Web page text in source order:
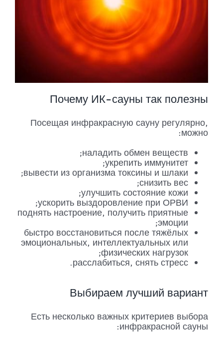
Почему ИК-сауны так полезны
Посещая инфракрасную сауну регулярно,
можно:
наладить обмен веществ;
укрепить иммунитет;
вывести из организма токсины и шлаки;
снизить вес;
улучшить состояние кожи;
ускорить выздоровление при ОРВИ;
поднять настроение, получить приятные
эмоции;
быстро восстановиться после тяжёлых
эмоциональных, интеллектуальных или
физических нагрузок;
расслабиться, снять стресс.
Выбираем лучший вариант
Есть несколько важных критериев выбора
инфракрасной сауны: